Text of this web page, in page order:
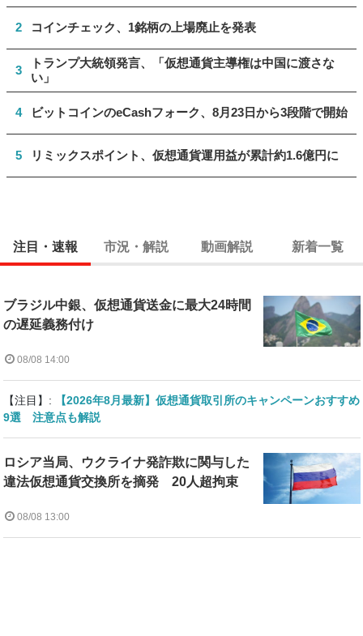
2 コインチェック、1銘柄の上場廃止を発表
3
トランプ大統領発言、「仮想通貨主導権は中国に渡さな
い」
4 ビットコインのeCashフォーク、8月23日から3段階で開始
5 リミックスポイント、仮想通貨運用益が累計約1.6億円に
注目・速報 市況・解説 動画解説 新着一覧
ブラジル中銀、仮想通貨送金に最大24時間
の遅延義務付け
08/08 14:00
【注目】:
【2026年8月最新】仮想通貨取引所のキャンペーンおすすめ
9選 注意点も解説
ロシア当局、ウクライナ発詐欺に関与した
違法仮想通貨交換所を摘発 20人超拘束
08/08 13:00